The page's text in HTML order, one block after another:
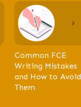
Common FCE
Writing Mistakes
and How to Avoid
Them